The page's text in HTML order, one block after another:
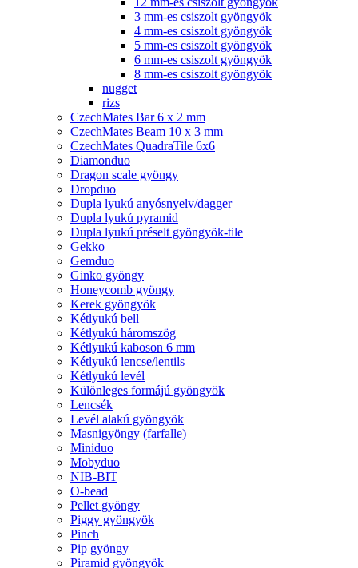
3 mm-es csiszolt gyöngyök
4 mm-es csiszolt gyöngyök
5 mm-es csiszolt gyöngyök
6 mm-es csiszolt gyöngyök
8 mm-es csiszolt gyöngyök
nugget
rizs
CzechMates Bar 6 x 2 mm
CzechMates Beam 10 x 3 mm
CzechMates QuadraTile 6x6
Diamonduo
Dragon scale gyöngy
Dropduo
Dupla lyukú anyósnyelv/dagger
Dupla lyukú pyramid
Dupla lyukú préselt gyöngyök-tile
Gekko
Gemduo
Ginko gyöngy
Honeycomb gyöngy
Kerek gyöngyök
Kétlyukú bell
Kétlyukú háromszög
Kétlyukú kaboson 6 mm
Kétlyukú lencse/lentils
Kétlyukú levél
Különleges formájú gyöngyök
Lencsék
Levél alakú gyöngyök
Masnigyöngy (farfalle)
Miniduo
Mobyduo
NIB-BIT
O-bead
Pellet gyöngy
Piggy gyöngyök
Pinch
Pip gyöngy
Piramid gyöngyök